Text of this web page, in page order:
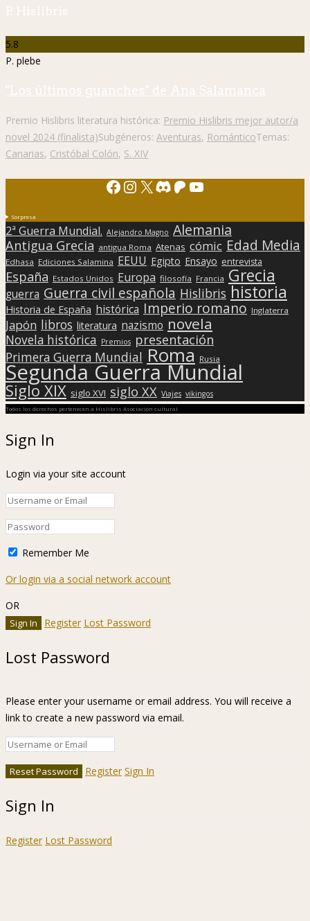
P. Hislibris
5.8
P. plebe
"Los últimos guanches" de Ana Salamanca
Premio Hislibris literatura histórica: Premio Hislibris mejor autor/a
novel 2024 (finalista)Subgéneros: Aventuras, RománticoTemas:
Canarias, Cristóbal Colón, S. XIV
Facebook
Instagram
X Discord
Patreon
YouTube
Sorpresa
2ª Guerra Mundial. Alejandro Magno Alemania
Antigua Grecia antigua Roma Atenas cómic Edad Media
Edhasa Ediciones Salamina EEUU Egipto Ensayo entrevista
España Estados Unidos Europa filosofía Francia Grecia
guerra Guerra civil española Hislibris historia
Historia de España histórica Imperio romano Inglaterra
Japón libros literatura nazismo novela
Novela histórica Premios presentación
Primera Guerra Mundial Roma Rusia
Segunda Guerra Mundial
Siglo XIX siglo XVI siglo XX Viajes vikingos
Todos los derechos pertenecen a Hislibris Asociación cultural
Sign In
Login via your site account
Remember Me
Or login via a social network account
OR
Register Lost Password
Lost Password
Please enter your username or email address. You will receive a
link to create a new password via email.
Register Sign In
Sign In
Register Lost Password